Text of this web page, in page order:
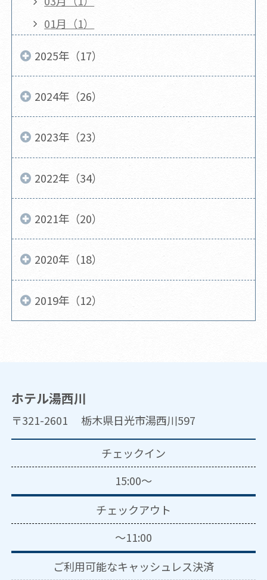
01月（1）
2025年（17）
2024年（26）
2023年（23）
2022年（34）
2021年（20）
2020年（18）
2019年（12）
ホテル湯西川
〒321-2601 栃木県日光市湯西川597
チェックイン
15:00～
チェックアウト
～11:00
ご利用可能なキャッシュレス決済